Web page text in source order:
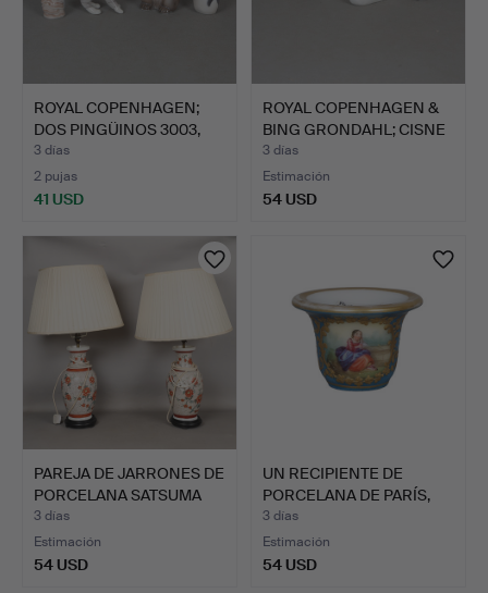
ROYAL COPENHAGEN;
DOS PINGÜINOS 3003,
BÚHO…
3 días
2 pujas
41 USD
ROYAL COPENHAGEN &
BING GRONDAHL; CISNE
75…
3 días
Estimación
54 USD
PAREJA DE JARRONES DE
PORCELANA SATSUMA
JA…
3 días
Estimación
54 USD
UN RECIPIENTE DE
PORCELANA DE PARÍS,
CIRCA…
3 días
Estimación
54 USD